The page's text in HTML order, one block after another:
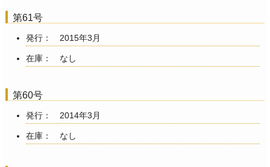
第61号
発行： 2015年3月
在庫： なし
第60号
発行： 2014年3月
在庫： なし